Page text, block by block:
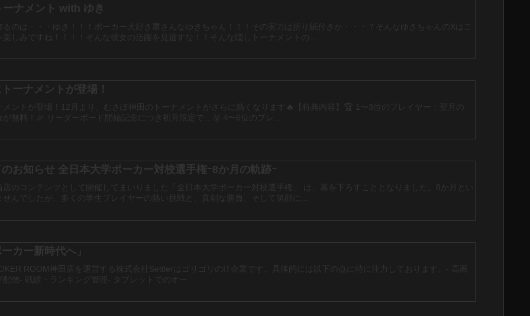
ナメント with ゆき
のは・・・ゆき！！！ポーカー大好き屋さんなゆきちゃん！！！その実力は折り紙付きか・・・？そんなゆきちゃんのXはこ
しみですね！！！！そんな彼女の活躍を見逃すな！！そんな隠しトーナメントの...
ーナメントが登場！
ントが登場！12月より、むさぽ神田のトーナメントがさらに熱くなります🔥【特典内容】🏆 1〜3位のプレイヤー：翌月の
無料！🎉 リーダーボード開始記念につき初月限定で…🥈 4〜6位のプレ...
大学対校戦の開催終了のお知らせ 全日本大学ポーカー対校選手権ｰ8か月の軌跡ｰ
のコンテンツとして開催してまいりました「全日本大学ポーカー対校選手権」 は、幕を下ろすこととなりました。8か月とい
んでしたが、多くの学生プレイヤーの熱い挑戦と、真剣な勝負、そして笑顔に...
カー新時代へ」
ROOM神田店を運営する株式会社SettlerはゴリゴリのIT企業です。具体的には以下の点に特に注力しております。- 高画
信- 戦績・ランキング管理- タブレットでのオー...